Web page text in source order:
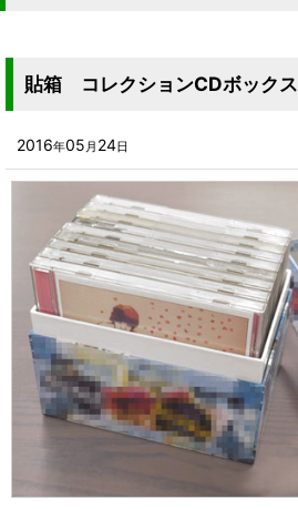
貼箱 コレクションCDボックス
2016年05 月 24日
■段ボール（箱以外）
■組箱
■その他箱・ケース
■袋
■ウレタン・スポンジ
■気泡緩衝材・ミラーマット
■その他発泡材・緩衝材
■その他資材
楽器・音響機器用
瓶・缶・ボトル用
スポーツ・アウトドア・健康用
2025年
2023年
2021年
2020年
2019年
2018年
2017年